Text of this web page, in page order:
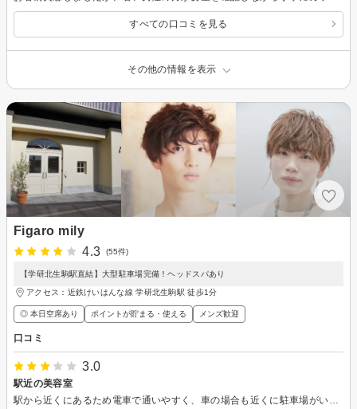
すべての口コミを見る
その他の情報を表示
Figaro mily
4.3
(55件)
【学研北生駒駅直結】大型駐車場完備！ヘッドスパあり
アクセス：近鉄けいはんな線 学研北生駒駅 徒歩1分
◎ 本日空席あり ポイントが貯まる・使える メンズ歓迎
口コミ
3.0
駅近の美容室